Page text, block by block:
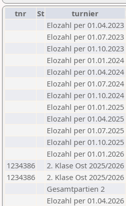
tnr St turnier
Elozahl per 01.04.2023
Elozahl per 01.07.2023
Elozahl per 01.10.2023
Elozahl per 01.01.2024
Elozahl per 01.04.2024
Elozahl per 01.07.2024
Elozahl per 01.10.2024
Elozahl per 01.01.2025
Elozahl per 01.04.2025
Elozahl per 01.07.2025
Elozahl per 01.10.2025
Elozahl per 01.01.2026
1234386
2. Klase Ost 2025/2026
1234386
2. Klase Ost 2025/2026
Gesamtpartien 2
Elozahl per 01.04.2026